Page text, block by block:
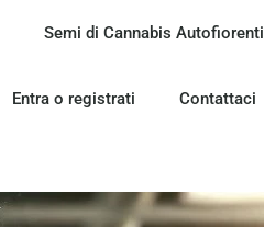
Semi di Cannabis Autofiorenti
Entra o registrati Contattaci